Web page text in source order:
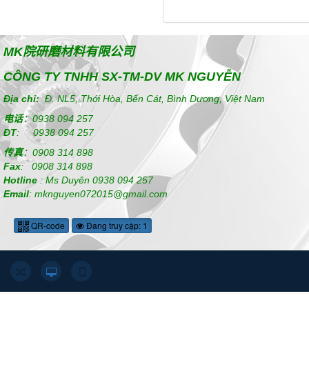
MK院研磨材料有限公司
CÔNG TY TNHH SX-TM-DV MK NGUYỄN
Địa chỉ: Đ. NL5, Thới Hòa, Bến Cát, Bình Dương, Việt Nam
电话：0938 094 257
ĐT:0938 094 257
传真： 0908 314 898
Fax: 0908 314 898
Hotline : Ms Duyên 0938 094 257
Email: mknguyen072015@gmail.com
QR-code Đang truy cập: 1